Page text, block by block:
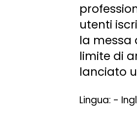
utenti
la messa
limite di
lanciato
Lingua: -